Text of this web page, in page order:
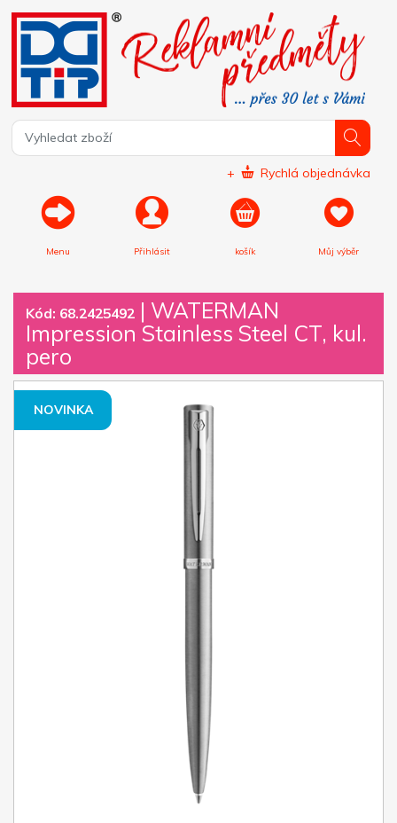
+ Rychlá objednávka
Menu Přihlásit košík Můj výběr
Kód: 68.2425492 | WATERMAN
Impression Stainless Steel CT, kul.
pero
NOVINKA